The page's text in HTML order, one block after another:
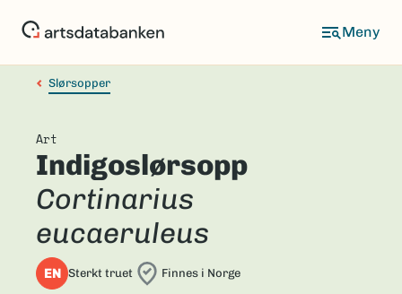
Slørsopper
Art
Indigoslørsopp
Cortinarius
eucaeruleus
EN Sterkt truet Finnes i Norge